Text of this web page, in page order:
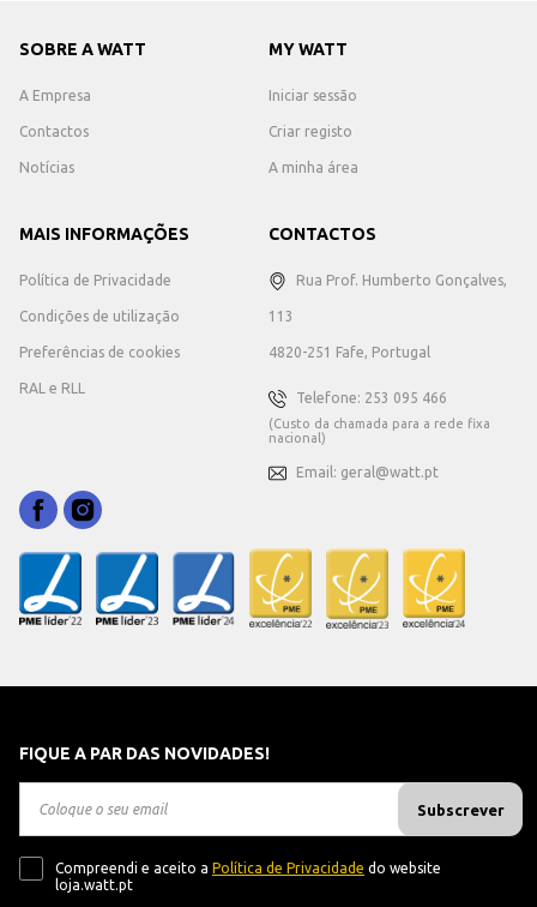
SOBRE A WATT
A Empresa
Contactos
Notícias
MY WATT
Iniciar sessão
Criar registo
A minha área
MAIS INFORMAÇÕES
Política de Privacidade
Condições de utilização
Preferências de cookies
RAL e RLL
CONTACTOS
Rua Prof. Humberto Gonçalves,
113
4820-251 Fafe, Portugal
Telefone: 253 095 466
(Custo da chamada para a rede fixa
nacional)
Email: geral@watt.pt
FIQUE A PAR DAS NOVIDADES!
Subscrever
Compreendi e aceito a Política de Privacidade do website
loja.watt.pt